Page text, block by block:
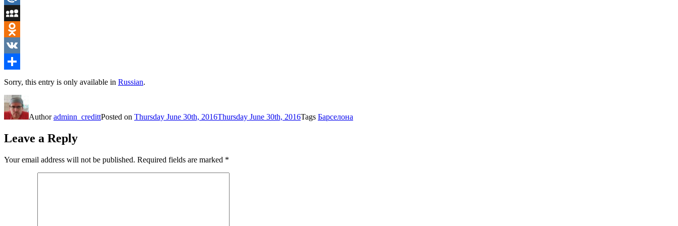
Mail.Ru
MySpace
Odnoklassniki
VK
Share
Sorry, this entry is only available in Russian.
Authoradminn_credittPosted on Thursday June 30th, 2016Thursday June 30th, 2016Tags Барселона
Leave a Reply
Your email address will not be published. Required fields are marked *